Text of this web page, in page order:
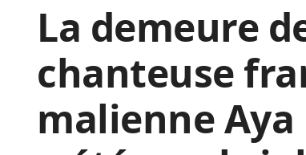
La demeure
chanteuse
malienne